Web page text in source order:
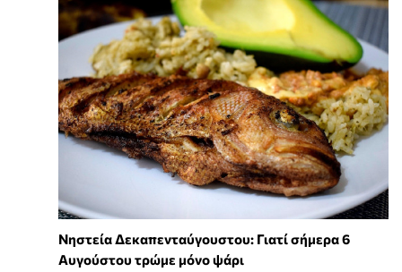
Νηστεία Δεκαπενταύγουστου: Γιατί σήμερα 6
Αυγούστου τρώμε μόνο ψάρι